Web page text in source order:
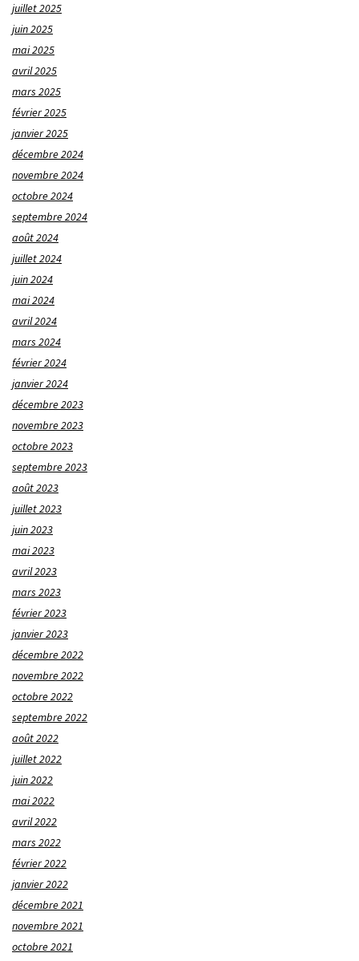
juillet 2025
juin 2025
mai 2025
avril 2025
mars 2025
février 2025
janvier 2025
décembre 2024
novembre 2024
octobre 2024
septembre 2024
août 2024
juillet 2024
juin 2024
mai 2024
avril 2024
mars 2024
février 2024
janvier 2024
décembre 2023
novembre 2023
octobre 2023
septembre 2023
août 2023
juillet 2023
juin 2023
mai 2023
avril 2023
mars 2023
février 2023
janvier 2023
décembre 2022
novembre 2022
octobre 2022
septembre 2022
août 2022
juillet 2022
juin 2022
mai 2022
avril 2022
mars 2022
février 2022
janvier 2022
décembre 2021
novembre 2021
octobre 2021